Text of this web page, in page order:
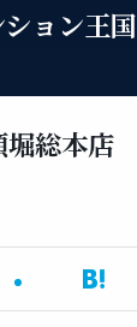
ョン王国
総本店